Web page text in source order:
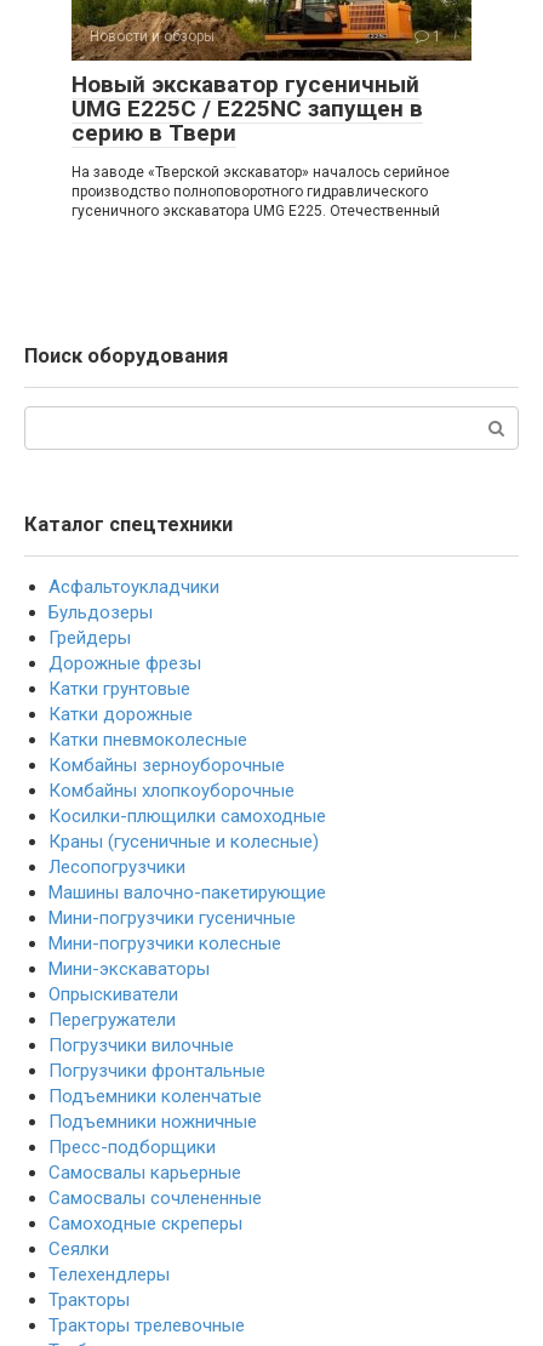
Новости и обзоры 1
Новый экскаватор гусеничный
UMG E225C / E225NC запущен в
серию в Твери
На заводе «Тверской экскаватор» началось серийное
производство полноповоротного гидравлического
гусеничного экскаватора UMG E225. Отечественный
Поиск оборудования
Каталог спецтехники
Асфальтоукладчики
Бульдозеры
Грейдеры
Дорожные фрезы
Катки грунтовые
Катки дорожные
Катки пневмоколесные
Комбайны зерноуборочные
Комбайны хлопкоуборочные
Косилки-плющилки самоходные
Краны (гусеничные и колесные)
Лесопогрузчики
Машины валочно-пакетирующие
Мини-погрузчики гусеничные
Мини-погрузчики колесные
Мини-экскаваторы
Опрыскиватели
Перегружатели
Погрузчики вилочные
Погрузчики фронтальные
Подъемники коленчатые
Подъемники ножничные
Пресс-подборщики
Самосвалы карьерные
Самосвалы сочлененные
Самоходные скреперы
Сеялки
Телехендлеры
Тракторы
Тракторы трелевочные